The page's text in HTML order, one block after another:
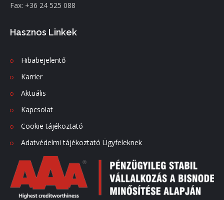
Fax: +36 24 525 088
Hasznos Linkek
Hibabejelentő
Karrier
Aktuális
Kapcsolat
Cookie tájékoztató
Adatvédelmi tájékoztató Ügyfeleknek